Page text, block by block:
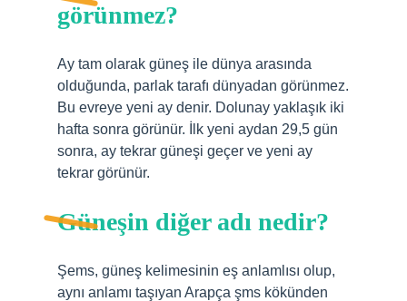
görünmez?
Ay tam olarak güneş ile dünya arasında
olduğunda, parlak tarafı dünyadan görünmez.
Bu evreye yeni ay denir. Dolunay yaklaşık iki
hafta sonra görünür. İlk yeni aydan 29,5 gün
sonra, ay tekrar güneşi geçer ve yeni ay
tekrar görünür.
Güneşin diğer adı nedir?
Şems, güneş kelimesinin eş anlamlısı olup,
aynı anlamı taşıyan Arapça şms kökünden